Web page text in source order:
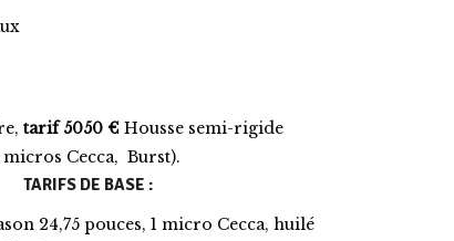
tarif 5050 €Housse semi-rigide
Cecca, Burst).
TARIFS DE BASE :
24,75 pouces, 1 micro Cecca, huilé